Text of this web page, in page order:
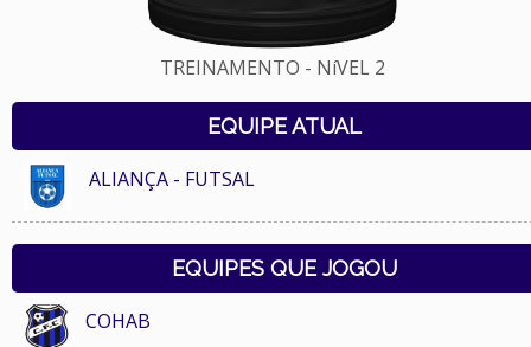
TREINAMENTO - NíVEL 2
EQUIPE ATUAL
ALIANÇA - FUTSAL
EQUIPES QUE JOGOU
COHAB